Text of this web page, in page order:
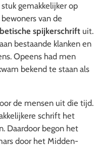
gemakkelijker op
van de
spijkerschrift uit.
bestaande klanken en
Opeens had men
bekend te staan als
de mensen uit die tijd.
schrift het
Daardoor begon het
door het Midden-